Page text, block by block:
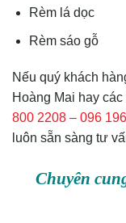
Rèm lá dọc
Rèm sáo gỗ
Nếu quý khách
Hoàng Mai hay
800 2208 – 096
luôn sẵn sàng tư
Chuyên